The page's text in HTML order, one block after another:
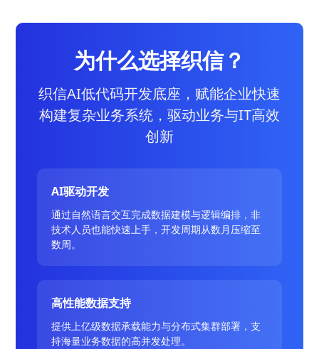
为什么选择织信？
织信AI低代码开发底座，赋能企业快速
构建复杂业务系统，驱动业务与IT高效
创新
AI驱动开发
通过自然语言交互完成数据建模与逻辑编排，非
技术人员也能快速上手，开发周期从数月压缩至
数周。
高性能数据支持
提供上亿级数据承载能力与分布式集群部署，支
持海量业务数据的高并发处理。